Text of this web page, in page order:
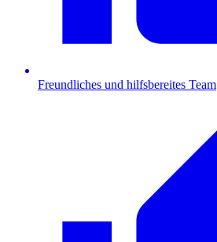
Freundliches und hilfsbereites Team